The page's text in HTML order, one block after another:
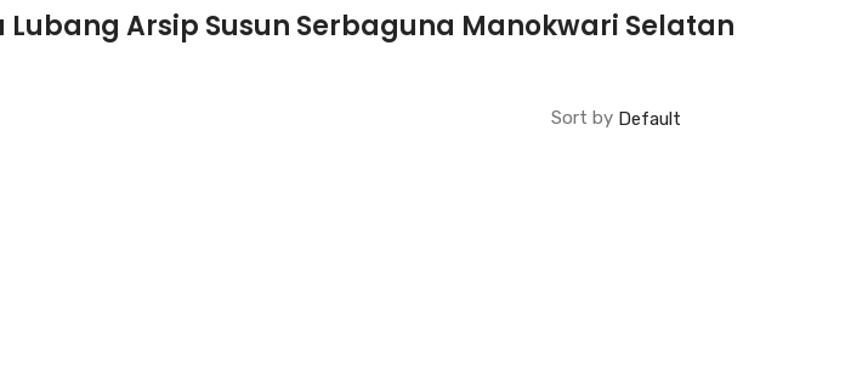
Lubang Arsip Susun Serbaguna Manokwari Selatan
Sort by